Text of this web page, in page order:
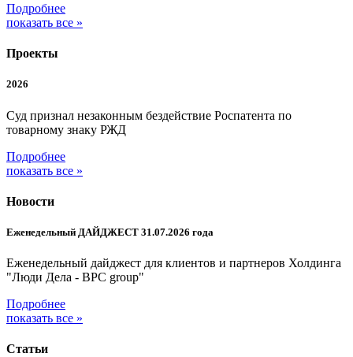
Подробнее
показать все »
Проекты
2026
Суд признал незаконным бездействие Роспатента по
товарному знаку РЖД
Подробнее
показать все »
Новости
Еженедельный ДАЙДЖЕСТ 31.07.2026 года
Еженедельный дайджест для клиентов и партнеров Холдинга
"Люди Дела - BPC group"
Подробнее
показать все »
Статьи